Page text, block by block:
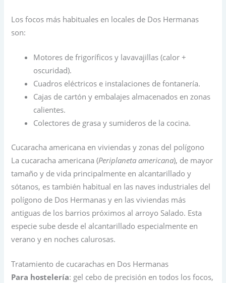
Los focos más habituales en locales de Dos Hermanas
son:
Motores de frigoríficos y lavavajillas (calor +
oscuridad).
Cuadros eléctricos e instalaciones de fontanería.
Cajas de cartón y embalajes almacenados en zonas
calientes.
Colectores de grasa y sumideros de la cocina.
Cucaracha americana en viviendas y zonas del polígono
La cucaracha americana (Periplaneta americana), de mayor
tamaño y de vida principalmente en alcantarillado y
sótanos, es también habitual en las naves industriales del
polígono de Dos Hermanas y en las viviendas más
antiguas de los barrios próximos al arroyo Salado. Esta
especie sube desde el alcantarillado especialmente en
verano y en noches calurosas.
Tratamiento de cucarachas en Dos Hermanas
Para hostelería: gel cebo de precisión en todos los focos,